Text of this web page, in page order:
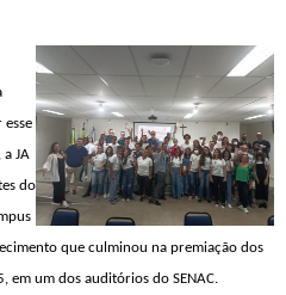
esse
JA
do
que culminou na premiação dos
em um dos auditórios do SENAC.